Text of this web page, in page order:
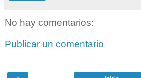
No hay comentarios:
Publicar un comentario